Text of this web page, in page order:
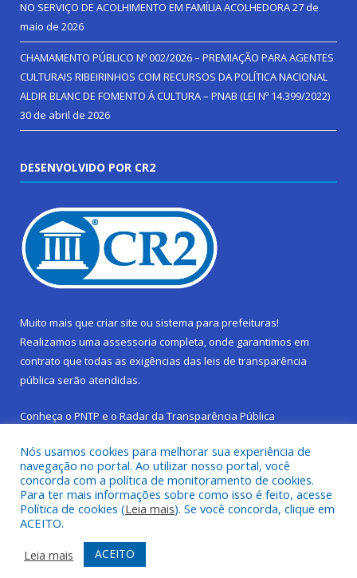
NO SERVIÇO DE ACOLHIMENTO EM FAMÍLIA ACOLHEDORA27 de
maio de 2026
CHAMAMENTO PÚBLICO Nº 002/2026 – PREMIAÇÃO PARA AGENTES
CULTURAIS RIBEIRINHOS COM RECURSOS DA POLÍTICA NACIONAL
ALDIR BLANC DE FOMENTO Á CULTURA – PNAB (LEI Nº 14.399/2022)
30 de abril de 2026
DESENVOLVIDO POR CR2
Muito mais que criar site ou sistema para prefeituras!
Realizamos uma assessoria completa, onde garantimos em
contrato que todas as exigências das leis de transparência
pública serão atendidas.
Conheça o PNTP e o Radar da Transparência Pública
Todos os direitos reservados a Prefeitura Municipal de São
Sebastião da Boa Vista.
Frequência Online
Mapa do Site
Acessar Área Administrativa
Nós usamos cookies para melhorar sua experiência de
navegação no portal. Ao utilizar nosso portal, você
concorda com a política de monitoramento de cookies.
Para ter mais informações sobre como isso é feito, acesse
Política de cookies (Leia mais). Se você concorda, clique em
ACEITO.
Leia mais
ACEITO